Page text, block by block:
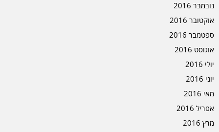
נובמבר 2016
אוקטובר 2016
ספטמבר 2016
אוגוסט 2016
יולי 2016
יוני 2016
מאי 2016
אפריל 2016
מרץ 2016